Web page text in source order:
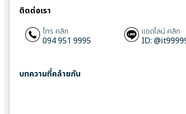
ติดต่อเรา
โทร คลิก
094 951 9995
แอดไลน์ คลิก
ID:
บทความที่คล้ายกัน